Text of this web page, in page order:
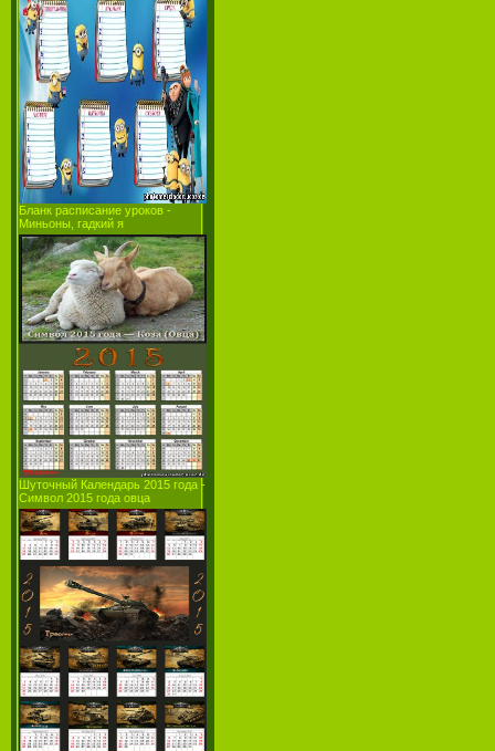
Бланк расписание уроков -
Миньоны, гадкий я
Шуточный Календарь 2015 года -
Символ 2015 года овца